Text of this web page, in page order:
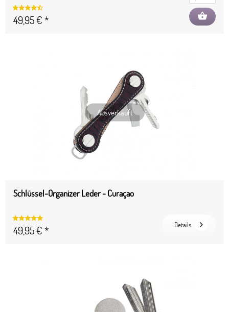
49,95 € * shopping_basket
Ausverkauft
Schlüssel-Organizer Leder - Curaçao
49,95 € * Details